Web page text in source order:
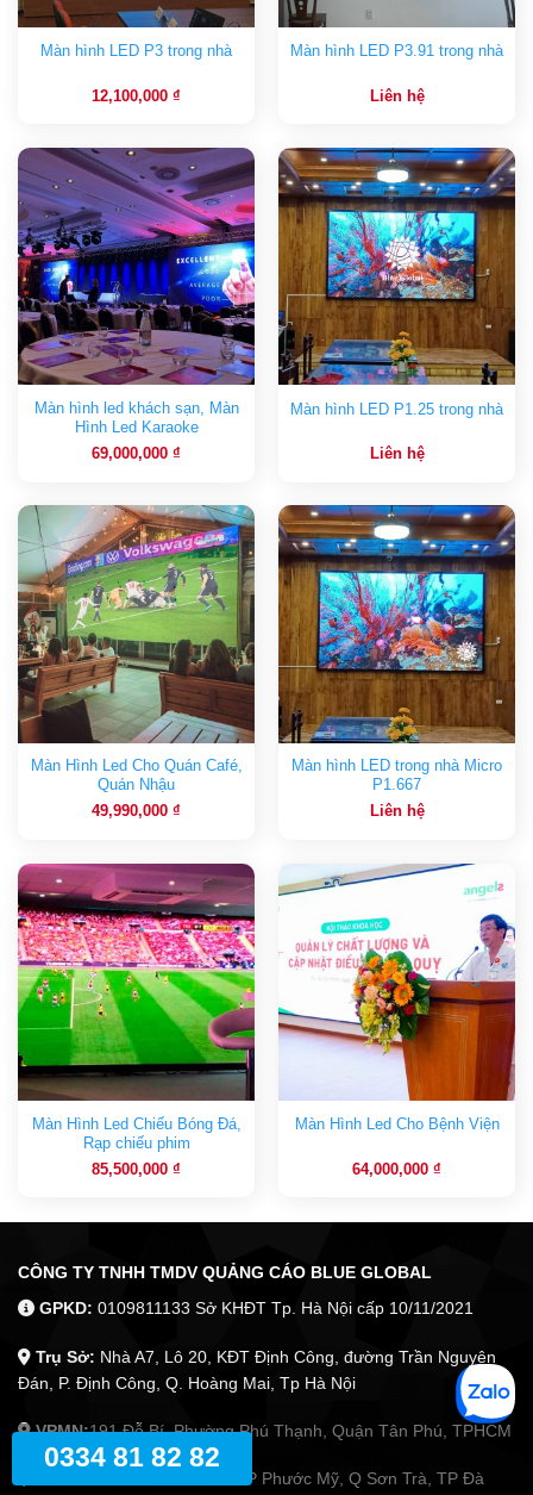
Màn hình LED P3 trong nhà
12,100,000 ₫
Màn hình LED P3.91 trong nhà
Liên hệ
Màn hình led khách sạn, Màn
Hình Led Karaoke
69,000,000 ₫
Màn hình LED P1.25 trong nhà
Liên hệ
Màn Hình Led Cho Quán Café,
Quán Nhậu
49,990,000 ₫
Màn hình LED trong nhà Micro
P1.667
Liên hệ
Màn Hình Led Chiếu Bóng Đá,
Rạp chiếu phim
85,500,000 ₫
Màn Hình Led Cho Bệnh Viện
64,000,000 ₫
CÔNG TY TNHH TMDV QUẢNG CÁO BLUE GLOBAL
GPKD: 0109811133 Sở KHĐT Tp. Hà Nội cấp 10/11/2021
Trụ Sở: Nhà A7, Lô 20, KĐT Định Công, đường Trần Nguyên
Đán, P. Định Công, Q. Hoàng Mai, Tp Hà Nội
VPMN:191 Đỗ Bí, Phường Phú Thạnh, Quận Tân Phú, TPHCM
234 Tô Hiến Thành. P Phước Mỹ, Q Sơn Trà, TP Đà
0334 81 82 82